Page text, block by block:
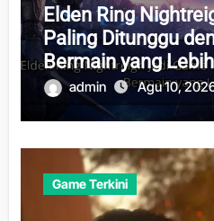
Elden Ring
Paling Ditunggu
Bermain yang
admin Agu 10,
Game Terkini